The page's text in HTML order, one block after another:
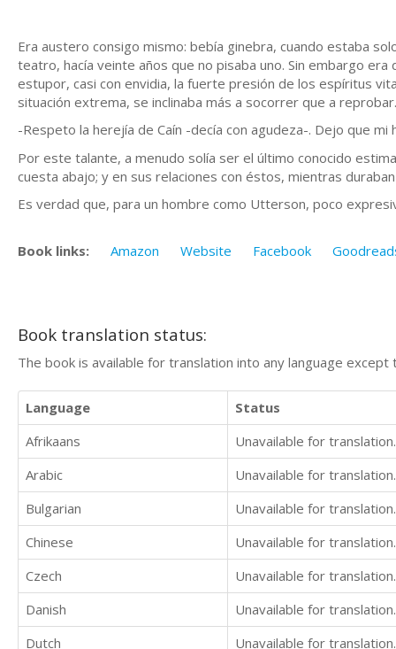
Era austero consigo mismo: bebía ginebra, cuando estaba
teatro, hacía veinte años que no pisaba uno. Sin embargo
estupor, casi con envidia, la fuerte presión de los espíritus
situación extrema, se inclinaba más a socorrer que a reprobar.
-Respeto la herejía de Caín -decía con agudeza-. Dejo que
Por este talante, a menudo solía ser el último conocido
cuesta abajo; y en sus relaciones con éstos, mientras
Es verdad que, para un hombre como Utterson, poco
Book links: Amazon Website Facebook
Book translation status:
The book is available for translation into any language
Language
Status
Afrikaans
Unavailable for translation.
Arabic
Unavailable for translation.
Bulgarian
Unavailable for translation.
Chinese
Unavailable for translation.
Czech
Unavailable for translation.
Danish
Unavailable for translation.
Dutch
Unavailable for translation.